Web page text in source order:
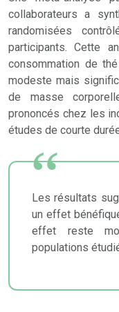
collaborateurs a
randomisées
participants. Cette
consommation de
modeste mais
de masse
prononcés chez les
études de courte
Les résultats
un effet
effet reste
populations